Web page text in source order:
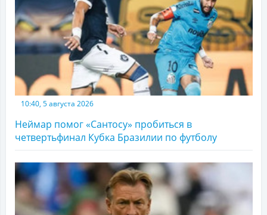
10:40, 5 августа 2026
Неймар помог «Сантосу» пробиться в
четвертьфинал Кубка Бразилии по футболу